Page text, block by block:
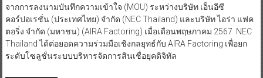
จากการลงนามบันทึกความเข้าใจ (MOU) ระหว่างบริษัท เอ็นอีซี
คอร์ปอเรชั่น (ประเทศไทย) จำกัด (NEC Thailand) และบริษัท ไอร่า แฟค
ตอริ่ง จำกัด (มหาชน) (AIRA Factoring) เมื่อเดือนพฤษภาคม 2567 NEC
Thailand ได้ต่อยอดความร่วมมือเชิงกลยุทธ์กับ AIRA Factoring เพื่อยก
ระดับโซลูชั่นระบบบริหารจัดการสินเชื่อยุคดิจิทัล